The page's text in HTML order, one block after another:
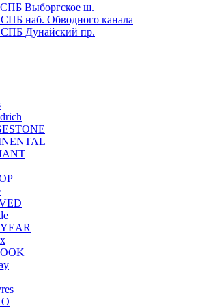
СПБ Выборгское ш.
наб. Обводного канала
СПБ Дунайский пр.